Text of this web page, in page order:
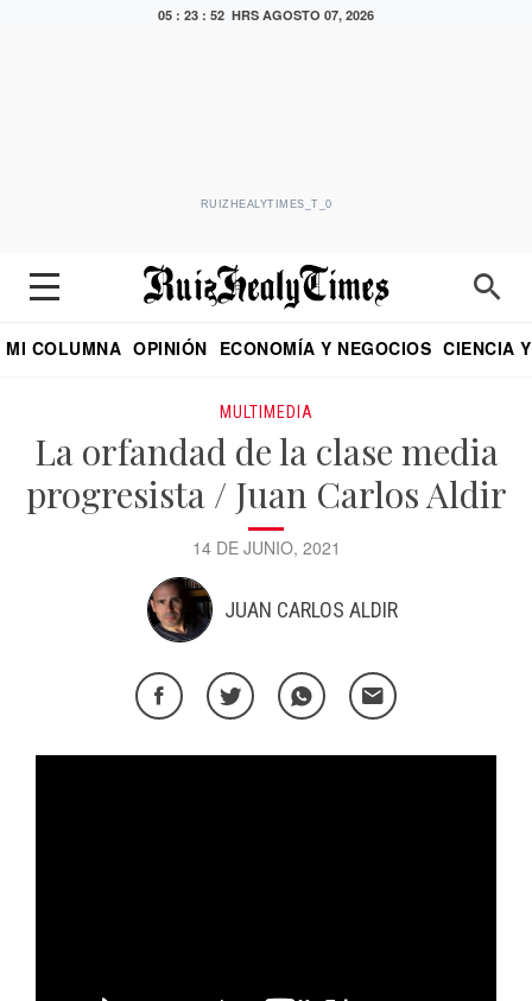
05 : 23 : 52 HRS AGOSTO 07, 2026
RUIZHEALYTIMES_T_0
MI COLUMNA OPINIÓN ECONOMÍA Y NEGOCIOS CIENCIA
MULTIMEDIA
La orfandad de la clase media
progresista / Juan Carlos Aldir
14 DE JUNIO, 2021
JUAN CARLOS ALDIR